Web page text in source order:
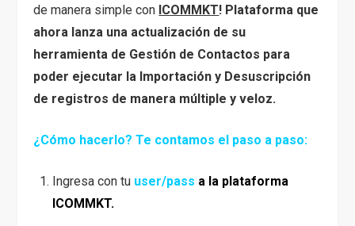
de manera simple con ICOMMKT! Plataforma que
ahora lanza una actualización de su
herramienta de Gestión de Contactos para
poder ejecutar la Importación y Desuscripción
de registros de manera múltiple y veloz.
¿Cómo hacerlo? Te contamos el paso a paso:
Ingresa con tu user/pass a la plataforma
ICOMMKT.